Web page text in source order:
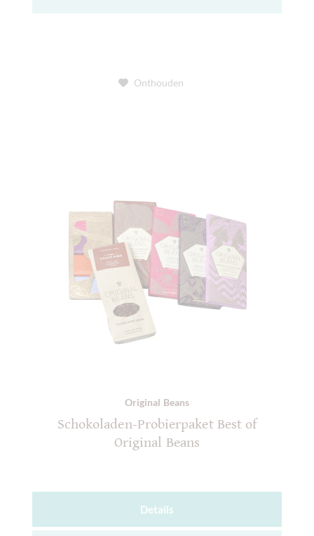
Onthouden
Original Beans
Schokoladen-Probierpaket Best of
Original Beans
Details